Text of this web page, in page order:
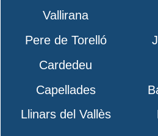
Vallirana
Pere de Torelló
Cardedeu
Capellades
Llinars del Vallès